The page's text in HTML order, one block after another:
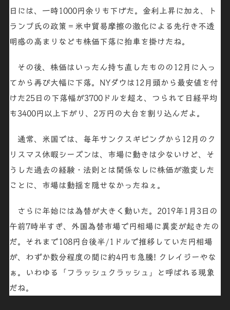
日には、 一時1000円余りも下げた 。金利上昇に加え、ト
ランプ氏の政策＝米中貿易摩擦の激化による先行き不透
明感の高まりなども株価下落に拍車を掛けたね。
その後、株価はいったん持ち直したものの12月に入っ
てから再び大幅に下落。NYダウは12月頭から最安値を付
けた25日の 下落幅が3700ドルを超え、つられて 日経平均
も3400円以上下がり 、2万円の大台を割り込んだよ。
通常、米国では、毎年サンクスギビングから12月のク
リスマス休暇シーズンは、市場に動きは少ないけど、そ
うした過去の経験・法則とは関係なしに株価が激変した
ことに、市場は動揺を隠せなかったねぇ。
さらに年始には為替が大きく動いた。2019年1月3日の
午前7時半すぎ、外国為替市場で円相場に異変が起きたの
だ。それまで108円台後半/1ドルで推移していた円相場
が、わずか数分程度の間に約4円も急騰! クレイジーやな
ぁ。いわゆる「 フラッシュクラッシュ 」と呼ばれる現象
だね。